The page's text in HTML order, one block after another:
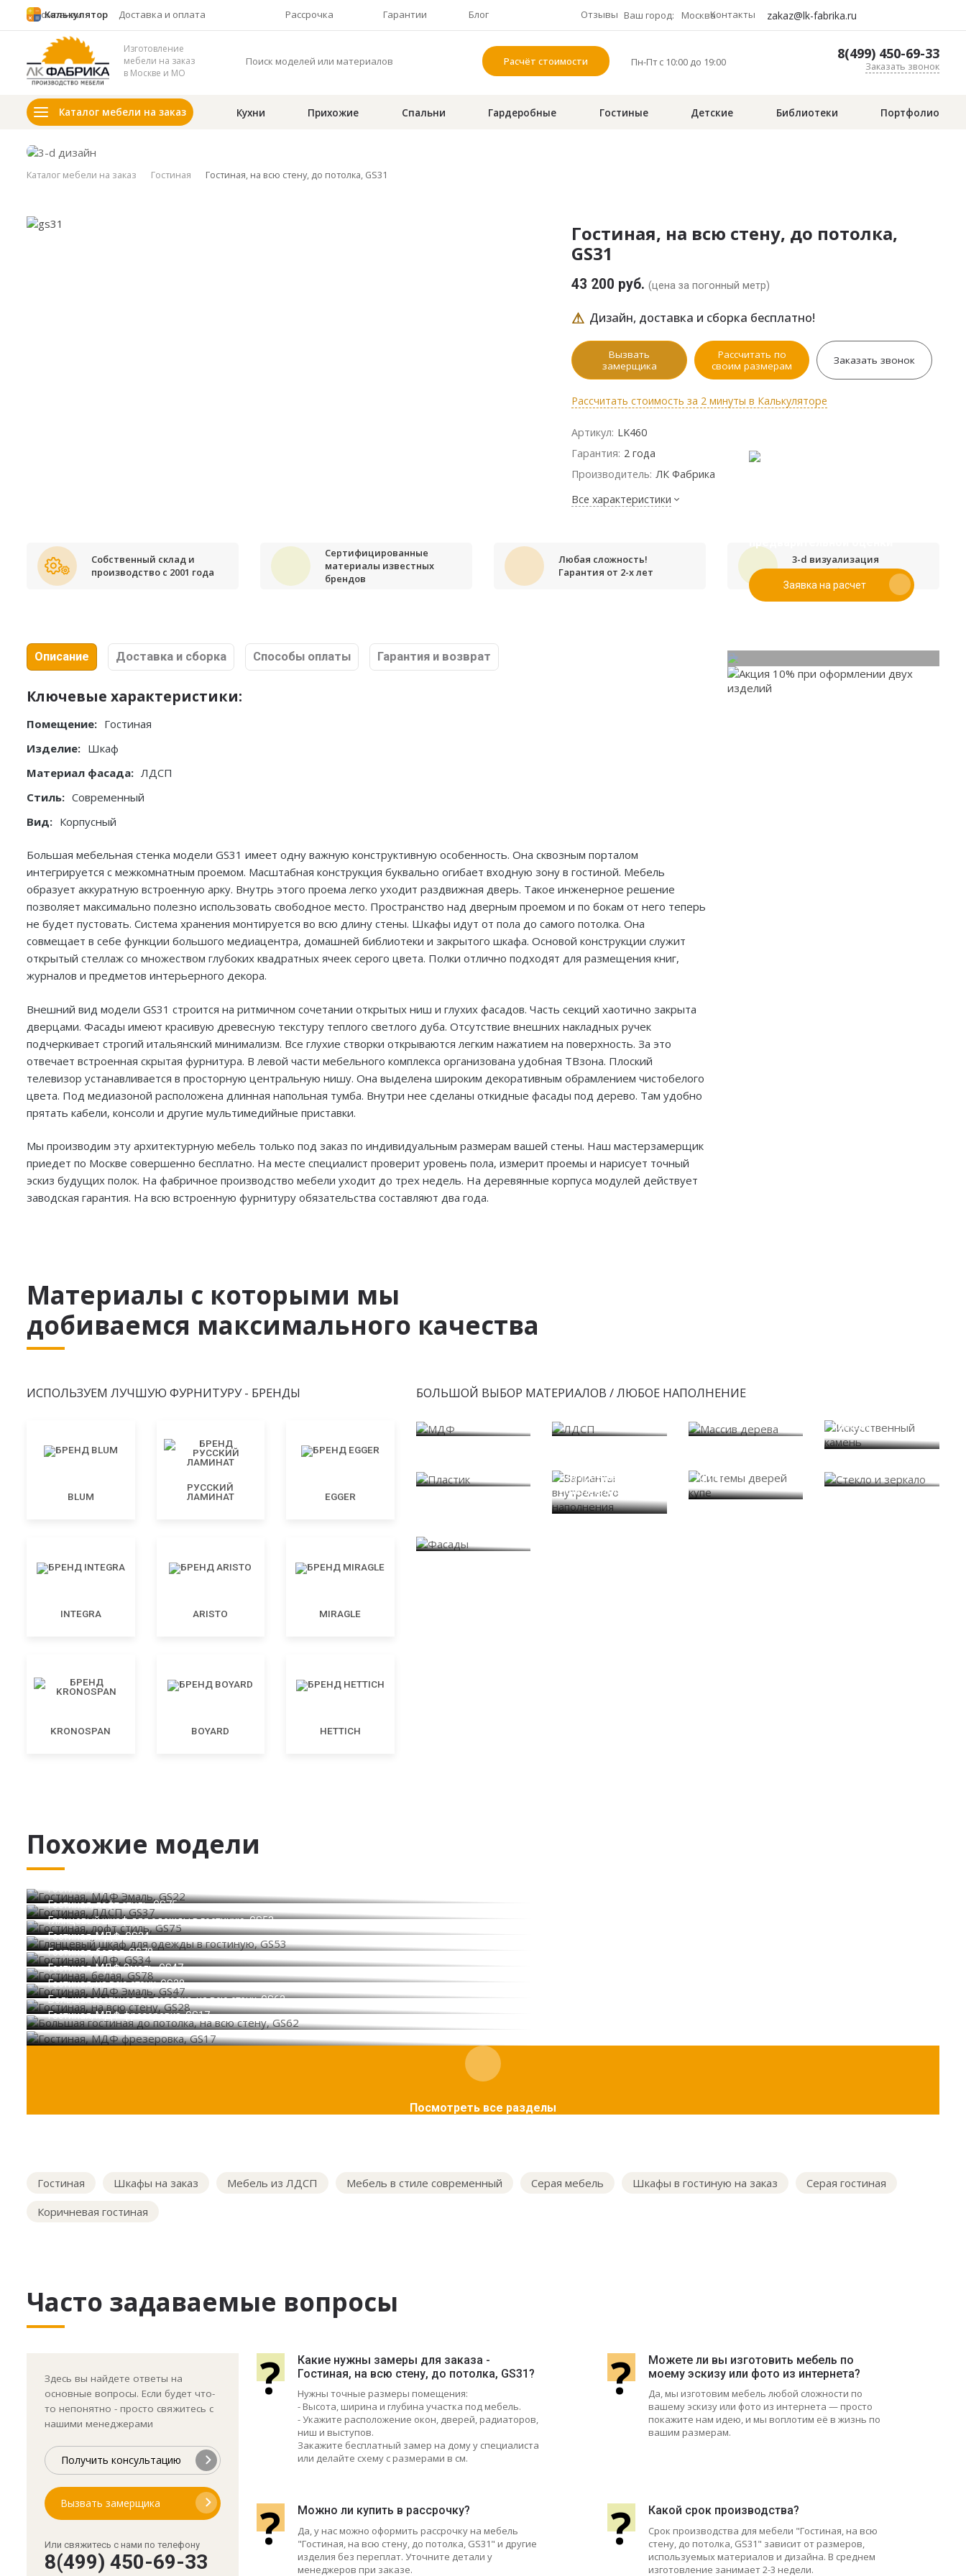
Ваш город: Москва zakaz@lk-fabrika.ru
Изготовление
мебели на заказ
в Москве и МО
Расчёт стоимости Пн-Пт с 10:00 до 19:00 8(499) 450-69-33
Заказать звонок
Каталог мебели на заказ
О компании Доставка и оплата Рассрочка Гарантии Блог Отзывы Контакты
Калькулятор
Кухни Прихожие Спальни Гардеробные Гостиные Детские Библиотеки Портфолио
Каталог мебели на заказ Гостиная Гостиная, на всю стену, до потолка, GS31
Гостиная, на всю стену, до потолка,
GS31
43 200 руб.(цена за погонный метр)
⚠ Дизайн, доставка и сборка бесплатно!
Вызвать
замерщика
Рассчитать по
своим размерам
Заказать звонок
Рассчитать стоимость за 2 минуты в Калькуляторе
Артикул: LK460
Гарантия: 2 года
Производитель: ЛК Фабрика
Все характеристики
Собственный склад и
производство с 2001 года
Сертифицированные
материалы известных
брендов
Любая сложность!
Гарантия от 2-х лет
3-d визуализация
проекта бесплатно
Описание Доставка и сборка Способы оплаты Гарантия и возврат
Ключевые характеристики:
Помещение: Гостиная
Изделие: Шкаф
Материал фасада: ЛДСП
Стиль: Современный
Вид: Корпусный
Большая мебельная стенка модели GS31 имеет одну важную конструктивную особенность. Она сквозным порталом
интегрируется с межкомнатным проемом. Масштабная конструкция буквально огибает входную зону в гостиной. Мебель
образует аккуратную встроенную арку. Внутрь этого проема легко уходит раздвижная дверь. Такое инженерное решение
позволяет максимально полезно использовать свободное место. Пространство над дверным проемом и по бокам от него теперь
не будет пустовать. Система хранения монтируется во всю длину стены. Шкафы идут от пола до самого потолка. Она
совмещает в себе функции большого медиацентра, домашней библиотеки и закрытого шкафа. Основой конструкции служит
открытый стеллаж со множеством глубоких квадратных ячеек серого цвета. Полки отлично подходят для размещения книг,
журналов и предметов интерьерного декора.
Внешний вид модели GS31 строится на ритмичном сочетании открытых ниш и глухих фасадов. Часть секций хаотично закрыта
дверцами. Фасады имеют красивую древесную текстуру теплого светлого дуба. Отсутствие внешних накладных ручек
подчеркивает строгий итальянский минимализм. Все глухие створки открываются легким нажатием на поверхность. За это
отвечает встроенная скрытая фурнитура. В левой части мебельного комплекса организована удобная ТВзона. Плоский
телевизор устанавливается в просторную центральную нишу. Она выделена широким декоративным обрамлением чистобелого
цвета. Под медиазоной расположена длинная напольная тумба. Внутри нее сделаны откидные фасады под дерево. Там удобно
прятать кабели, консоли и другие мультимедийные приставки.
Мы производим эту архитектурную мебель только под заказ по индивидуальным размерам вашей стены. Наш мастерзамерщик
приедет по Москве совершенно бесплатно. На месте специалист проверит уровень пола, измерит проемы и нарисует точный
эскиз будущих полок. На фабричное производство мебели уходит до трех недель. На деревянные корпуса модулей действует
заводская гарантия. На всю встроенную фурнитуру обязательства составляют два года.
Заявка на расчет
Материалы с которыми мы
добиваемся максимального качества
ИСПОЛЬЗУЕМ ЛУЧШУЮ ФУРНИТУРУ - БРЕНДЫ
BLUM
РУССКИЙ
ЛАМИНАТ
EGGER
INTEGRA ARISTO MIRAGLE
KRONOSPAN BOYARD HETTICH
БОЛЬШОЙ ВЫБОР МАТЕРИАЛОВ / ЛЮБОЕ НАПОЛНЕНИЕ
камень
внутреннего
наполнения
купе
Похожие модели
Гостиная, МДФ Эмаль, GS22
Гостиная, ЛДСП, GS37
Гостиная, лофт стиль, GS75
Глянцевый шкаф для одежды в гостиную, GS53
Гостиная, МДФ, GS34
Гостиная, белая, GS78
Гостиная, МДФ Эмаль, GS47
Гостиная, на всю стену, GS28
Большая гостиная до потолка, на всю стену, GS62
Гостиная, МДФ фрезеровка, GS17
Посмотреть все разделы
Гостиная Шкафы на заказ Мебель из ЛДСП Мебель в стиле современный Серая мебель Шкафы в гостиную на заказ
Серая гостиная
Коричневая гостиная
Часто задаваемые вопросы
Здесь вы найдете ответы на
основные вопросы. Если будет что-
то непонятно - просто свяжитесь с
нашими менеджерами
Получить консультацию
Вызвать замерщика
Или свяжитесь с нами по телефону
8(499) 450-69-33
?
Какие нужны замеры для заказа -
Гостиная, на всю стену, до потолка, GS31?
Нужны точные размеры помещения:
- Высота, ширина и глубина участка под мебель.
- Укажите расположение окон, дверей, радиаторов,
ниш и выступов.
Закажите бесплатный замер на дому у специалиста
или делайте схему с размерами в см.
?
Можете ли вы изготовить мебель по
моему эскизу или фото из интернета?
Да, мы изготовим мебель любой сложности по
вашему эскизу или фото из интернета — просто
покажите нам идею, и мы воплотим её в жизнь по
вашим размерам.
? Можно ли купить в рассрочку?
Да, у нас можно оформить рассрочку на мебель
"Гостиная, на всю стену, до потолка, GS31" и другие
изделия без переплат. Уточните детали у
менеджеров при заказе.
? Какой срок производства?
Срок производства для мебели "Гостиная, на всю
стену, до потолка, GS31" зависит от размеров,
используемых материалов и дизайна. В среднем
изготовление занимает 2-3 недели.